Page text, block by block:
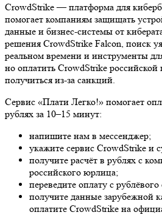
CrowdStrike — платформа для
помогает компаниям защищать
данные и бизнес-системы от
решения CrowdStrike Falcon, поиск
реальном времени и инструменты
но оплатить CrowdStrike российской
получиться из-за санкций.
Сервис «Плати Легко!» помогает
рублях за 10–15 минут:
напишите нам в мессенджер;
укажите сервис CrowdStrike и
получите расчёт в рублях с
российского юрлица;
переведите оплату с
получите данные зарубежной
оплатите CrowdStrike на